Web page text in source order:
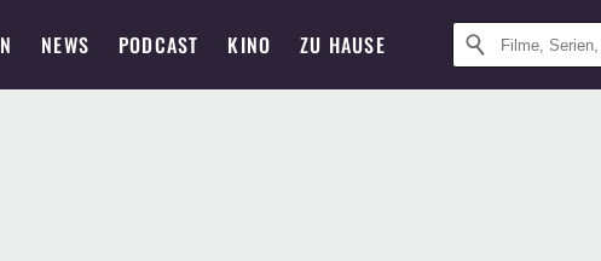
NEWS PODCAST KINO ZU HAUSE